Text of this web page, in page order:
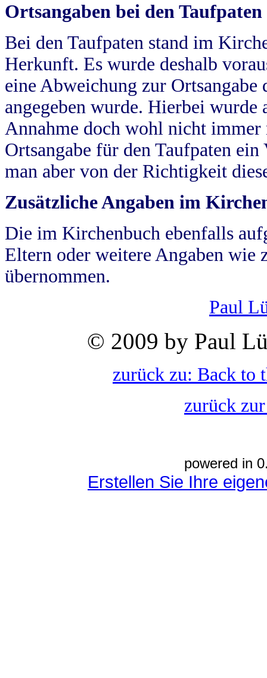
Ortsangaben bei den Taufpaten
Bei den Taufpaten stand im
Herkunft. Es wurde deshalb
eine Abweichung zur
angegeben wurde. Hierbei wurde
Annahme doch wohl nicht
Ortsangabe für den Taufpaten
man aber von der Richtigkeit
Zusätzliche Angaben im
Die im Kirchenbuch ebenfalls
Eltern oder weitere Angaben wie
übernommen.
Paul
© 2009 by Paul
zurück zu: Back to
zurück
powered in
Erstellen Sie Ihre